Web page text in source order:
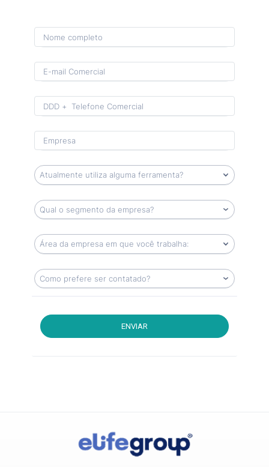
Format: (00) 0 0000-0000.
ENVIAR